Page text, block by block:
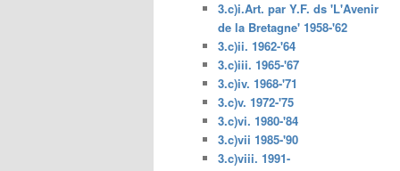
3.c)i.Art. par Y.F. ds 'L'Avenir
de la Bretagne' 1958-'62
3.c)ii. 1962-'64
3.c)iii. 1965-'67
3.c)iv. 1968-'71
3.c)v. 1972-'75
3.c)vi. 1980-'84
3.c)vii 1985-'90
3.c)viii. 1991-